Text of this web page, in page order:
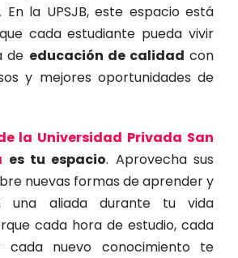
En la UPSJB, este espacio está
cada estudiante pueda vivir
de educación de calidad con
y mejores oportunidades de
la Universidad Privada San
es tu espacio. Aprovecha sus
nuevas formas de aprender y
una aliada durante tu vida
cada hora de estudio, cada
cada nuevo conocimiento te